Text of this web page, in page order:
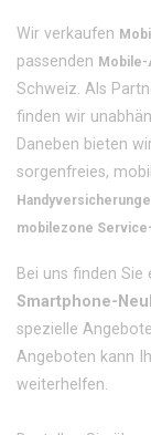
Wir verkaufen
passenden
Schweiz. Als
finden wir
Daneben bieten
sorgenfreies,
mobilezone
Bei uns finden
Smartphone-
spezielle
Angeboten kann
weiterhelfen.